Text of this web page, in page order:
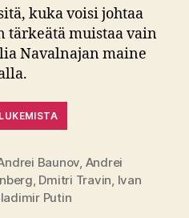
kuka voisi johtaa
tärkeätä muistaa vain
Navalnajan maine
Baunov Andrei
Dmitri Travin Ivan
Putin